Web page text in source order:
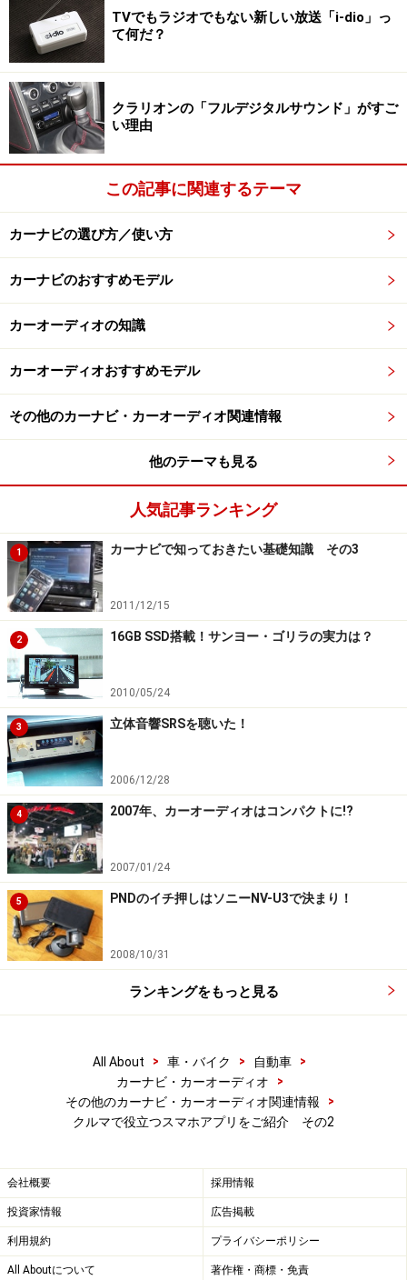
駐車場検索アプリもドライバーは必携
駐車場を探すなら駐車場・検索（100円）というアプリ
がある。情報のメンテナンスが完璧ではないようで、家
の近所のもう無くなっている駐車場が載っていたりもす
るが、料金や台数等の情報もわかるし、リストで距離
ち上げるだけで現在地周辺の駐車場が地図上にアイコン
表示されるから、ナビアプリで検索するよりも素早く、
駐車場を見つけたい時に役立つ。
三井のリパーク駐車場検索
コインパーキングを検索できるアプリは、タイムズや三
井のリパークといった会社がそれぞれ個別にリリースし
タイムズ駐車場検索 も三井のリパーク駐車場検
索も、ともに無料で、iPhone用/Android用の両方あり。
両方とも、満空情報がリアルタイムでわかるのは便利だ
し、ルートの探索もできる。また三井のリパーク駐車場
検索は、駐車したリパークを駐車中としてメモしてお
き、駐車時間を確認したり、出かけた先から駐車場へ戻
るのをサポートしたりもできる。
他にもトイレを検索できるアプリ、コンビニを検索でき
るアプリなど、検索項目を絞ったアプリは多々あり、素
早く目的の施設を探すのに役立つ。用途に応じて、必要
なものを探してダウンロードしておくといい。
※記事内容は執筆時点のものです。最新の内容をご確認くださ
い。
1/3 次のページへ
TVでもラジオでもない新しい放送「i-dio」っ
て何だ？
クラリオンの「フルデジタルサウンド」がすご
い理由
この記事に関連するテーマ
カーナビの選び方／使い方
カーナビのおすすめモデル
カーオーディオの知識
カーオーディオおすすめモデル
その他のカーナビ・カーオーディオ関連情報
他のテーマも見る
人気記事ランキング
1 カーナビで知っておきたい基礎知識 その3
2011/12/15
2 16GB SSD搭載！サンヨー・ゴリラの実力は？
2010/05/24
3 立体音響SRSを聴いた！
2006/12/28
4 2007年、カーオーディオはコンパクトに!?
2007/01/24
5 PNDのイチ押しはソニーNV-U3で決まり！
2008/10/31
ランキングをもっと見る
All About > 車・バイク > 自動車
>
カーナビ・カーオーディオ
>
その他のカーナビ・カーオーディオ関連情報
>
クルマで役立つスマホアプリをご紹介 その2
会社概要 採用情報
投資家情報 広告掲載
利用規約 プライバシーポリシー
All Aboutについて 著作権・商標・免責